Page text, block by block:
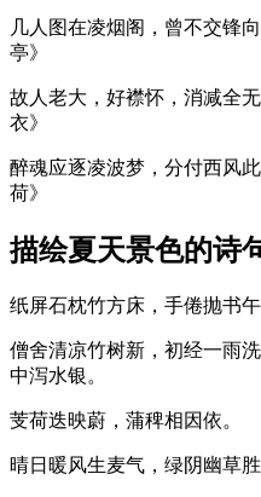
几人图在凌烟阁，曾不交锋
亭》
故人老大，好襟怀，消减全
衣》
醉魂应逐凌波梦，分付西风
荷》
描绘夏天景色的诗
纸屏石枕竹方床，手倦抛书午
僧舍清凉竹树新，初经一雨
中泻水银。
芰荷迭映蔚，蒲稗相因依。
晴日暖风生麦气，绿阴幽草胜